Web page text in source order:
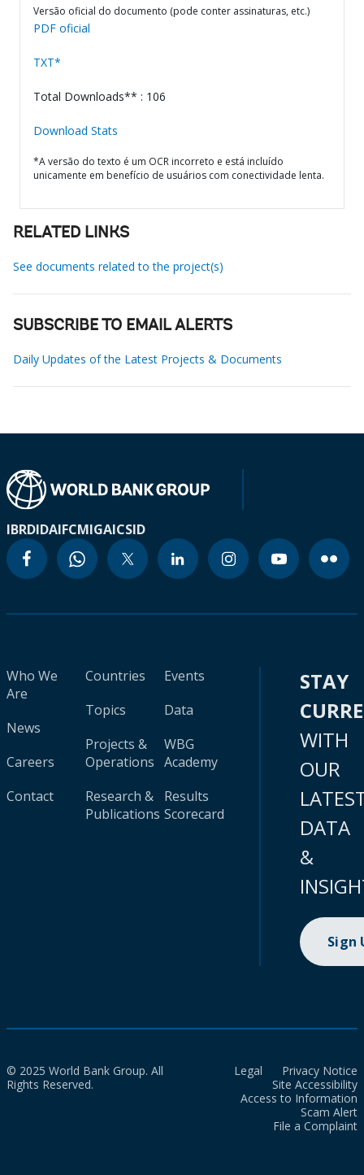
Versão oficial do documento (pode conter assinaturas, etc.)
PDF oficial
TXT*
Total Downloads** : 106
Download Stats
*A versão do texto é um OCR incorreto e está incluído
unicamente em benefício de usuários com conectividade lenta.
RELATED LINKS
See documents related to the project(s)
SUBSCRIBE TO EMAIL ALERTS
Daily Updates of the Latest Projects & Documents
IBRDIDAIFCMIGAICSID
Who We
Are
News
Careers
Contact
Countries
Topics
Projects &
Operations
Research &
Publications
Events
Data
WBG
Academy
Results
Scorecard
STAY
WITH
OUR
DATA
&
Sign
© 2025 World Bank Group. All
Rights Reserved.
Legal
Privacy Notice
Site Accessibility
Access to Information
Scam Alert
File a Complaint